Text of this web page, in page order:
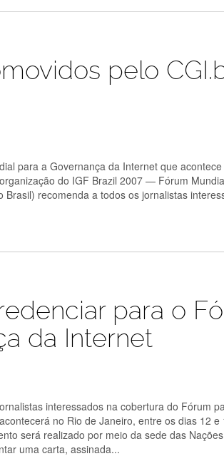
pelo
para a Governança da Internet que
do IGF Brazil 2007 — Fórum
recomenda a todos os jornalistas
para o
da Internet
interessados na cobertura do Fórum
no Rio de Janeiro, entre os dias 12 e
será realizado por meio da sede das
uma carta, assinada...